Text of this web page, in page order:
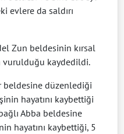
evlere da saldırı
Zun beldesinin kırsal
vurulduğu kaydedildi.
beldesine düzenlediği
hayatını kaybettiği
Abba beldesine
hayatını kaybettiği, 5